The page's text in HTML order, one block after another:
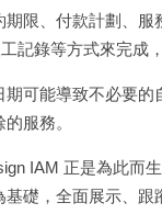
限、付款計劃、服
記錄等方式來完成
可能導致不必要
服務。
IAM 正是為此而
礎，全面展示、跟